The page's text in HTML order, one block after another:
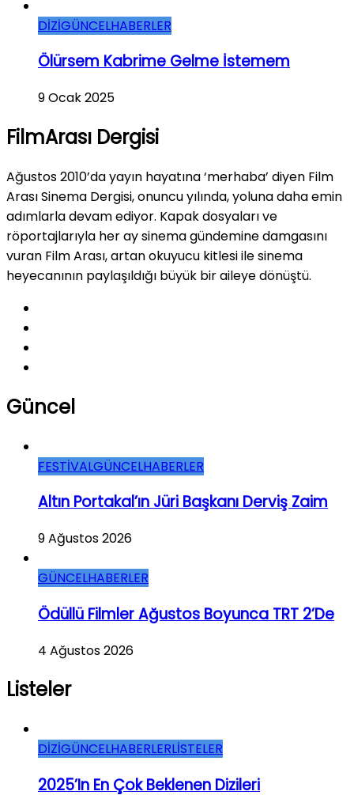
DİZİGÜNCELHABERLER
Ölürsem Kabrime Gelme İstemem
9 Ocak 2025
FilmArası Dergisi
Ağustos 2010’da yayın hayatına ‘merhaba’ diyen Film
Arası Sinema Dergisi, onuncu yılında, yoluna daha emin
adımlarla devam ediyor. Kapak dosyaları ve
röportajlarıyla her ay sinema gündemine damgasını
vuran Film Arası, artan okuyucu kitlesi ile sinema
heyecanının paylaşıldığı büyük bir aileye dönüştü.
Güncel
FESTİVALGÜNCELHABERLER
Altın Portakal’ın Jüri Başkanı Derviş Zaim
9 Ağustos 2026
GÜNCELHABERLER
Ödüllü Filmler Ağustos Boyunca TRT 2’de
4 Ağustos 2026
Listeler
DİZİGÜNCELHABERLERLİSTELER
2025’in En Çok Beklenen Dizileri